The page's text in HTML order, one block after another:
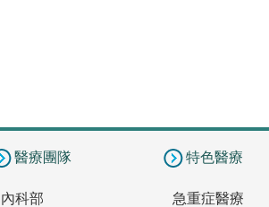
醫療團隊
內科部
特色醫療
急重症醫療